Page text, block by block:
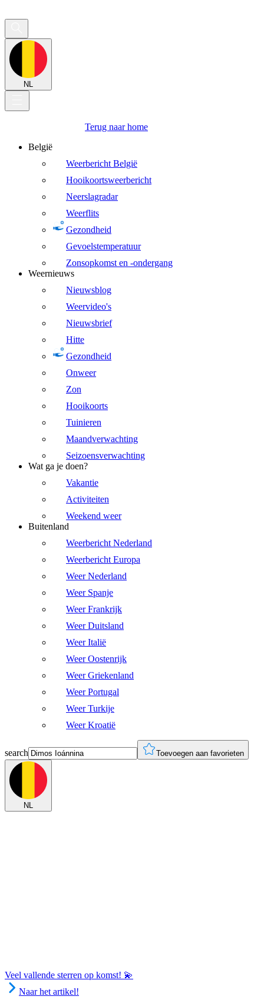
NL
Terug naar home
België
Weerbericht België
Hooikoortsweerbericht
Neerslagradar
Weerflits
Gezondheid
Gevoelstemperatuur
Zonsopkomst en -ondergang
Weernieuws
Nieuwsblog
Weervideo's
Nieuwsbrief
Hitte
Gezondheid
Onweer
Zon
Hooikoorts
Tuinieren
Maandverwachting
Seizoensverwachting
Wat ga je doen?
Vakantie
Activiteiten
Weekend weer
Buitenland
Weerbericht Nederland
Weerbericht Europa
Weer Nederland
Weer Spanje
Weer Frankrijk
Weer Duitsland
Weer Italië
Weer Oostenrijk
Weer Griekenland
Weer Portugal
Weer Turkije
Weer Kroatië
search Toevoegen aan favorieten
NL
Veel vallende sterren op komst! 💫
Naar het artikel!